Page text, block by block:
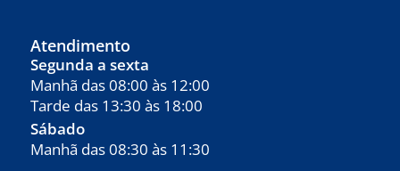
Atendimento
Segunda a sexta
Manhã das 08:00 às 12:00
Tarde das 13:30 às 18:00
Sábado
Manhã das 08:30 às 11:30